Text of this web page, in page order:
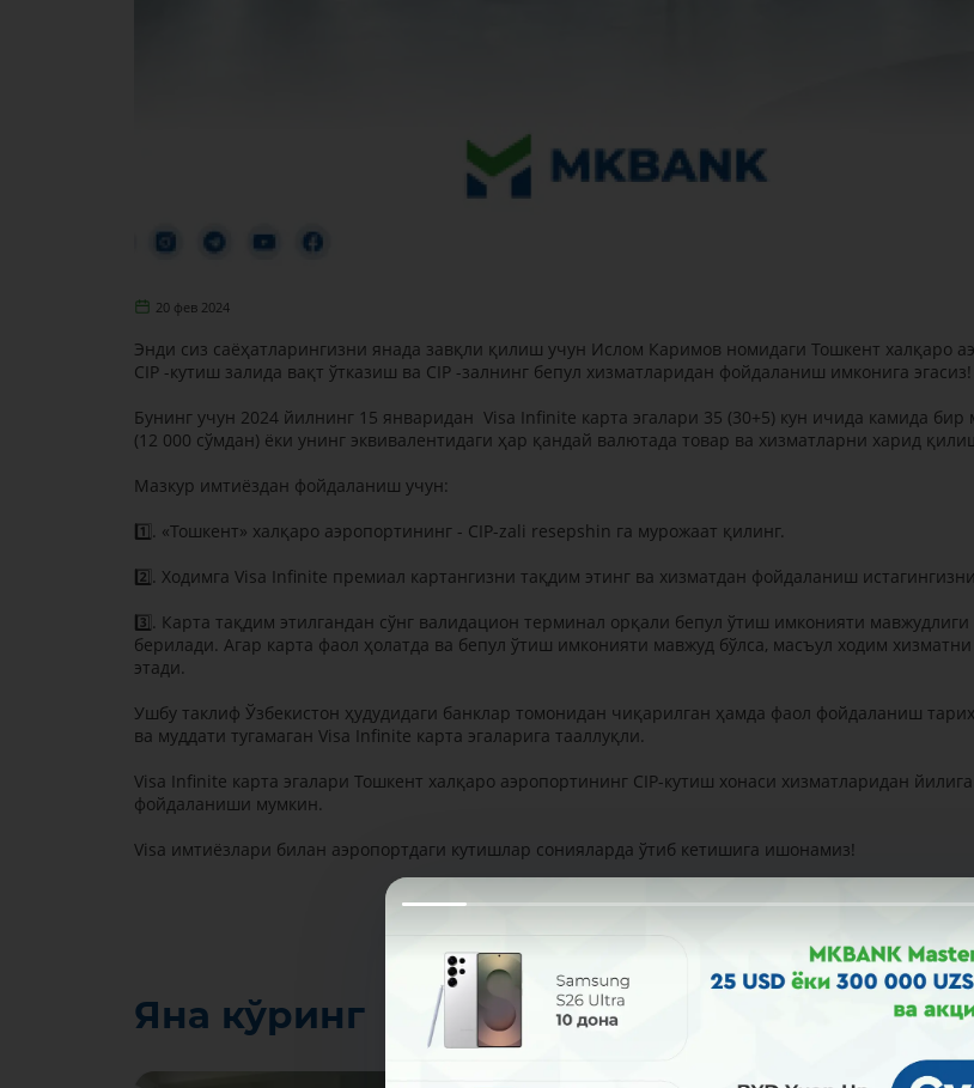
20 фев 2024
Энди сиз саёҳатларингизни янада завқли қилиш учун Ислом Каримов номидаги Тошкент халқаро
CIP -кутиш залида вақт ўтказиш ва CIP -залнинг бепул хизматларидан фойдаланиш имконига эгасиз!
Бунинг учун 2024 йилнинг 15 январидан Visa Infinite карта эгалари 35 (30+5) кун ичида камида бир
(12 000 сўмдан) ёки унинг эквивалентидаги ҳар қандай валютада товар ва хизматларни харид
Мазкур имтиёздан фойдаланиш учун:
1️⃣. «Тошкент» халқаро аэропортининг - CIP-zali resepshin га мурожаат қилинг.
2️⃣. Ходимга Visa Infinite премиал картангизни тақдим этинг ва хизматдан фойдаланиш
3️⃣. Карта тақдим этилгандан сўнг валидацион терминал орқали бепул ўтиш имконияти
берилади. Агар карта фаол ҳолатда ва бепул ўтиш имконияти мавжуд бўлса, масъул ходим
этади.
Ушбу таклиф Ўзбекистон ҳудудидаги банклар томонидан чиқарилган ҳамда фаол фойдаланиш
ва муддати тугамаган Visa Infinite карта эгаларига тааллуқли.
Visa Infinite карта эгалари Тошкент халқаро аэропортининг CIP-кутиш хонаси хизматларидан
фойдаланиши мумкин.
Visa имтиёзлари билан аэропортдаги кутишлар сонияларда ўтиб кетишига ишонамиз!
Яна кўринг